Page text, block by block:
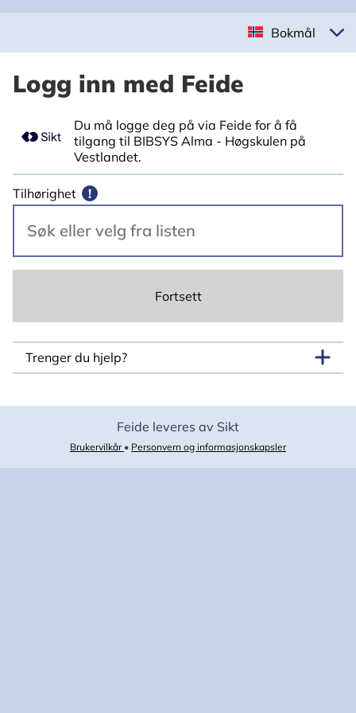
Bokmål
Logg inn med Feide
Du må logge deg på via Feide for å få
tilgang til BIBSYS Alma - Høgskulen på
Vestlandet.
Tilhørighet !
Fortsett
Trenger du hjelp?
Feide leveres av Sikt
Brukervilkår • Personvern og informasjonskapsler